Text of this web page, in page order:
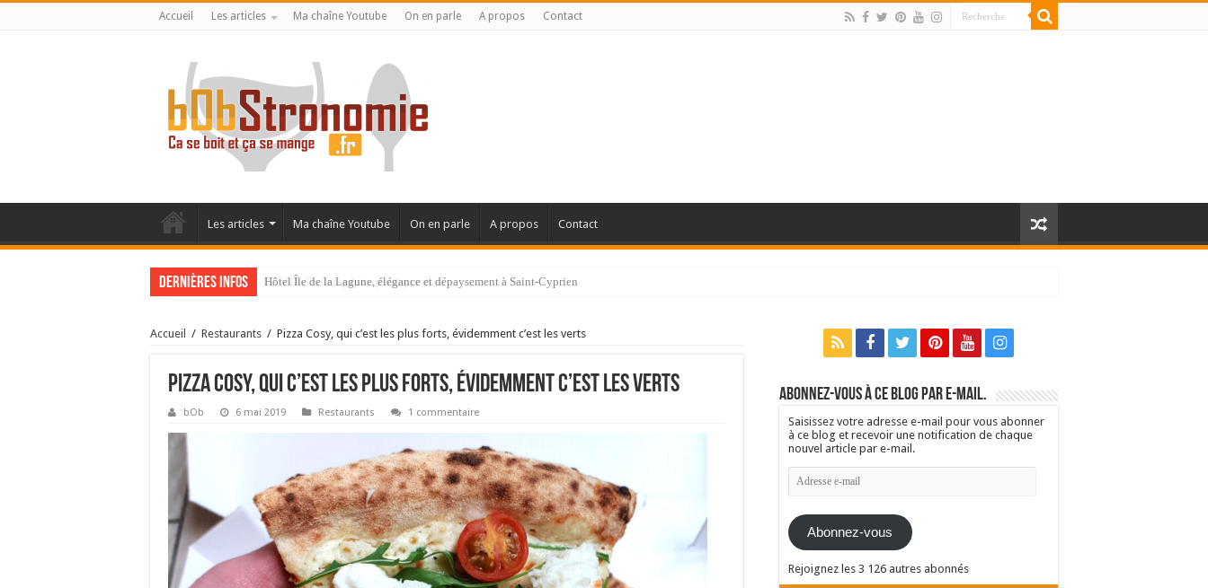
Accueil Les articles Ma chaîne Youtube On en parle A propos Contact
Les articles Ma chaîne Youtube On en parle A propos Contact
Dernières infos La Villa Duflot, pépite perpignanaise
Accueil / Restaurants / Pizza Cosy, qui c’est les plus forts, évidemment c’est les verts
Pizza Cosy, qui c’est les plus forts, évidemment c’est les verts
bOb 6 mai 2019 Restaurants 1 commentaire
Abonnez-vous à ce blog par e-mail.
Saisissez votre adresse e-mail pour vous abonner
à ce blog et recevoir une notification de chaque
nouvel article par e-mail.
Adresse
e-
Abonnez-vous
Rejoignez les 3 126 autres abonnés